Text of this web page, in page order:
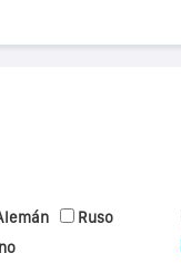
Ruso